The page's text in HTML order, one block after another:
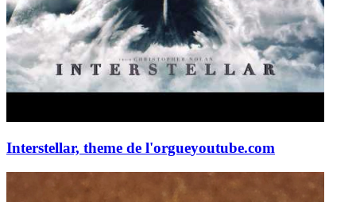
Interstellar, theme de l'orgueyoutube.com